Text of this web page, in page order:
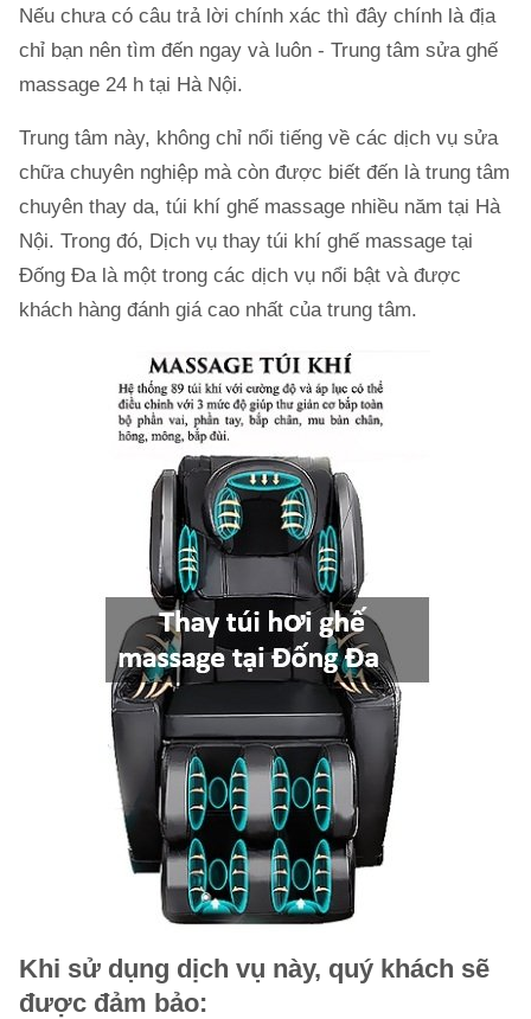
Nếu chưa có câu trả lời chính xác thì đây chính là địa
chỉ bạn nên tìm đến ngay và luôn - Trung tâm sửa ghế
massage 24 h tại Hà Nội.
Trung tâm này, không chỉ nổi tiếng về các dịch vụ sửa
chữa chuyên nghiệp mà còn được biết đến là trung tâm
chuyên thay da, túi khí ghế massage nhiều năm tại Hà
Nội. Trong đó, Dịch vụ thay túi khí ghế massage tại
Đống Đa là một trong các dịch vụ nổi bật và được
khách hàng đánh giá cao nhất của trung tâm.
Khi sử dụng dịch vụ này, quý khách sẽ
được đảm bảo: